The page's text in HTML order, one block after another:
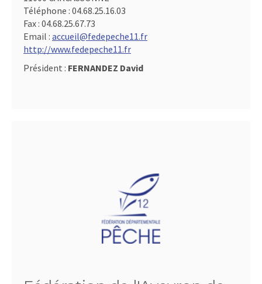
Téléphone : 04.68.25.16.03
Fax : 04.68.25.67.73
Email : accueil@fedepeche11.fr
http://www.fedepeche11.fr
Président : FERNANDEZ David